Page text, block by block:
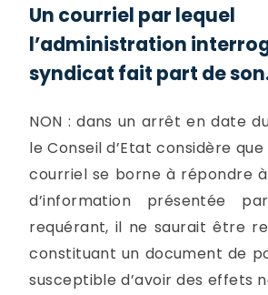
Un courriel par lequel
l’administration
syndicat fait part de
NON : dans un arrêt en date
le Conseil d’Etat considère
courriel se borne à répondre
d’information présentée
requérant, il ne saurait être
constituant un document de
susceptible d’avoir des effets